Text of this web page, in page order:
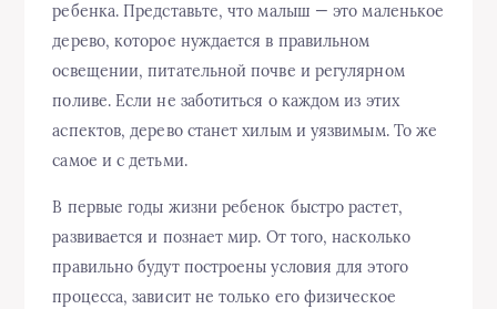
ребенка. Представьте, что малыш — это маленькое
дерево, которое нуждается в правильном
освещении, питательной почве и регулярном
поливе. Если не заботиться о каждом из этих
аспектов, дерево станет хилым и уязвимым. То же
самое и с детьми.
В первые годы жизни ребенок быстро растет,
развивается и познает мир. От того, насколько
правильно будут построены условия для этого
процесса, зависит не только его физическое